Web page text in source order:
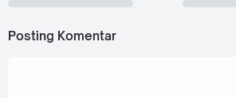
Posting Komentar